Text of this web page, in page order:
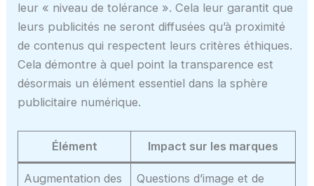
leur « niveau de tolérance ». Cela leur garantit que
leurs publicités ne seront diffusées qu’à proximité
de contenus qui respectent leurs critères éthiques.
Cela démontre à quel point la transparence est
désormais un élément essentiel dans la sphère
publicitaire numérique.
Élément Impact sur les marques
Augmentation des
Questions d’image et de